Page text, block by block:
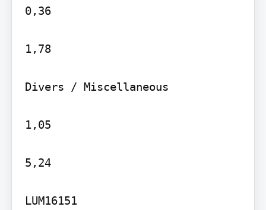
0,36
1,78
Divers / Miscellaneous
1,05
5,24
LUM16151